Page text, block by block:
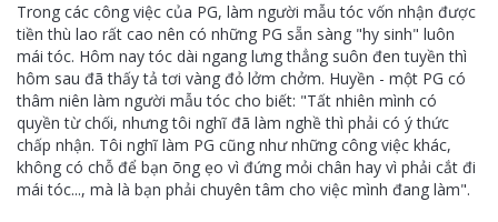
Trong các công việc của PG, làm người mẫu tóc vốn nhận được
tiền thù lao rất cao nên có những PG sẵn sàng "hy sinh" luôn
mái tóc. Hôm nay tóc dài ngang lưng thẳng suôn đen tuyền thì
hôm sau đã thấy tả tơi vàng đỏ lởm chởm. Huyền - một PG có
thâm niên làm người mẫu tóc cho biết: "Tất nhiên mình có
quyền từ chối, nhưng tôi nghĩ đã làm nghề thì phải có ý thức
chấp nhận. Tôi nghĩ làm PG cũng như những công việc khác,
không có chỗ để bạn õng ẹo vì đứng mỏi chân hay vì phải cắt đi
mái tóc..., mà là bạn phải chuyên tâm cho việc mình đang làm".